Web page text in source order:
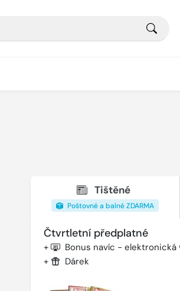
Tištěné
Poštovné a balné ZDARMA
Čtvrtletní předplatné
+ Bonus navíc - elektronická
+ Dárek